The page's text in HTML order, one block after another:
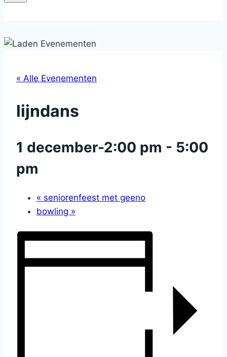
« Alle Evenementen
lijndans
1 december-2:00 pm - 5:00
pm
« seniorenfeest met geeno
bowling »